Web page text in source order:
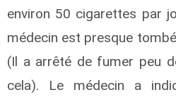
environ 50 cigarettes par
médecin est presque
(Il a arrêté de fumer peu
cela). Le médecin a